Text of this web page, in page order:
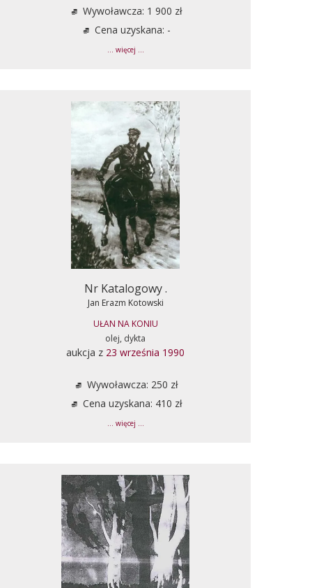
Wywoławcza: 1 900 zł
Cena uzyskana: -
... więcej ...
Nr Katalogowy .
Jan Erazm Kotowski
UŁAN NA KONIU
olej, dykta
aukcja z 23 września 1990
Wywoławcza: 250 zł
Cena uzyskana: 410 zł
... więcej ...